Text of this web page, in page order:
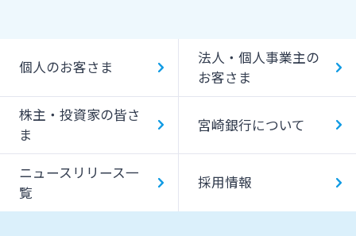
デビットカード
個人のお客さま
法人・個人事業主の
お客さま
株主・投資家の皆さ
ま
宮崎銀行について
ニュースリリース一
覧
採用情報